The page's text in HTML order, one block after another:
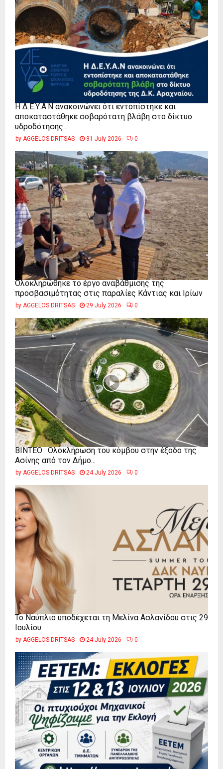
Η Δ.Ε.Υ.Α.Ν ανακοινώνει ότι εντοπίστηκε και
αποκαταστάθηκε σοβαρότατη βλάβη στο δίκτυο
υδροδότησης...
by AGGELOS DRITSAS 31 July 2026 0
Ολοκληρώθηκε το έργο αναβάθμισης της
προσβασιμότητας στις παραλίες Κάντιας και Ιρίων
by AGGELOS DRITSAS 29 July 2026 0
ΒΙΝΤΕΟ : Ολοκλήρωση του κόμβου στην έξοδο της
Ασίνης από τον Δήμο...
by AGGELOS DRITSAS 24 July 2026 0
Το Ναύπλιο υποδέχεται τη Μελίνα Ασλανίδου στις 29
Ιουλίου
by AGGELOS DRITSAS 24 July 2026 0